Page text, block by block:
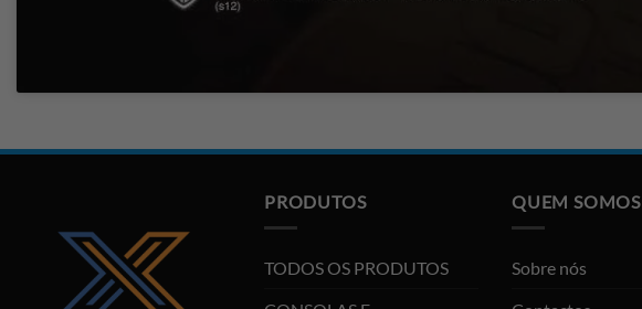
PRODUTOS
TODOS OS PRODUTOS
QUEM SOMOS
Sobre nós